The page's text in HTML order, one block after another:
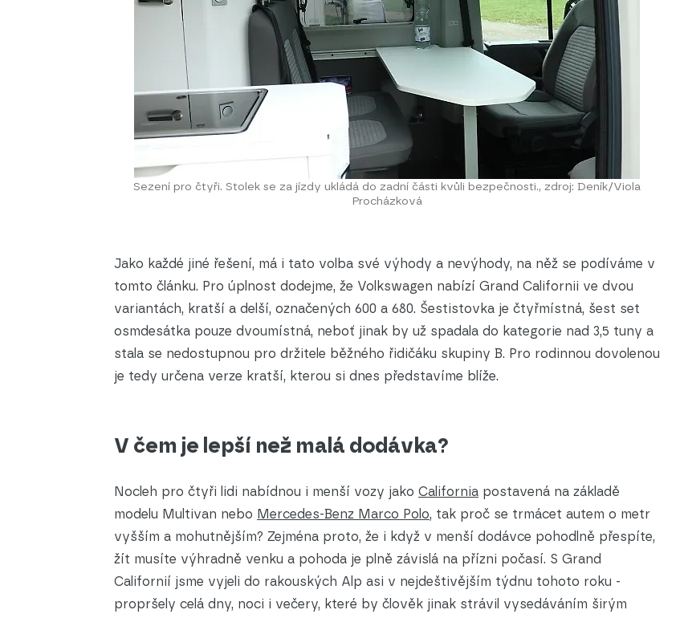
Sezení pro čtyři. Stolek se za jízdy ukládá do zadní části kvůli bezpečnosti., zdroj: Deník/Viola
Procházková
Jako každé jiné řešení, má i tato volba své výhody a nevýhody, na něž se podíváme v
tomto článku. Pro úplnost dodejme, že Volkswagen nabízí Grand Californii ve dvou
variantách, kratší a delší, označených 600 a 680. Šestistovka je čtyřmístná, šest set
osmdesátka pouze dvoumístná, neboť jinak by už spadala do kategorie nad 3,5 tuny a
stala se nedostupnou pro držitele běžného řidičáku skupiny B. Pro rodinnou dovolenou
je tedy určena verze kratší, kterou si dnes představíme blíže.
V čem je lepší než malá dodávka?
Nocleh pro čtyři lidi nabídnou i menší vozy jako California postavená na základě
modelu Multivan nebo Mercedes-Benz Marco Polo, tak proč se trmácet autem o metr
vyšším a mohutnějším? Zejména proto, že i když v menší dodávce pohodlně přespíte,
žít musíte výhradně venku a pohoda je plně závislá na přízni počasí. S Grand
Californií jsme vyjeli do rakouských Alp asi v nejdeštivějším týdnu tohoto roku -
propršely celá dny, noci i večery, které by člověk jinak strávil vysedáváním širým